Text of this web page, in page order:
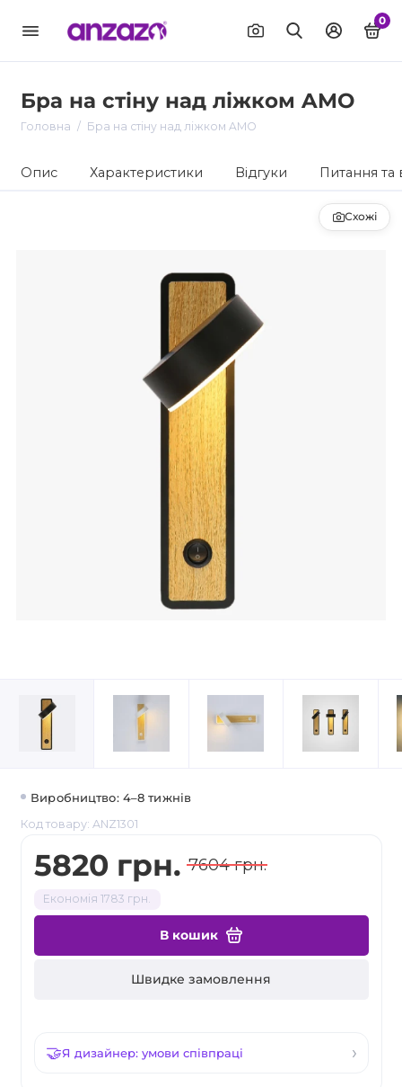
0
Бра на стіну над ліжком AMO
Головна Бра на стіну над ліжком AMO
Опис Характеристики Відгуки Питання та
Схожі
Виробництво: 4–8 тижнів
Код товару: ANZ1301
5820 грн. 7604 грн.
Економія 1783 грн.
В кошик
Швидке замовлення
Я дизайнер: умови співпраці